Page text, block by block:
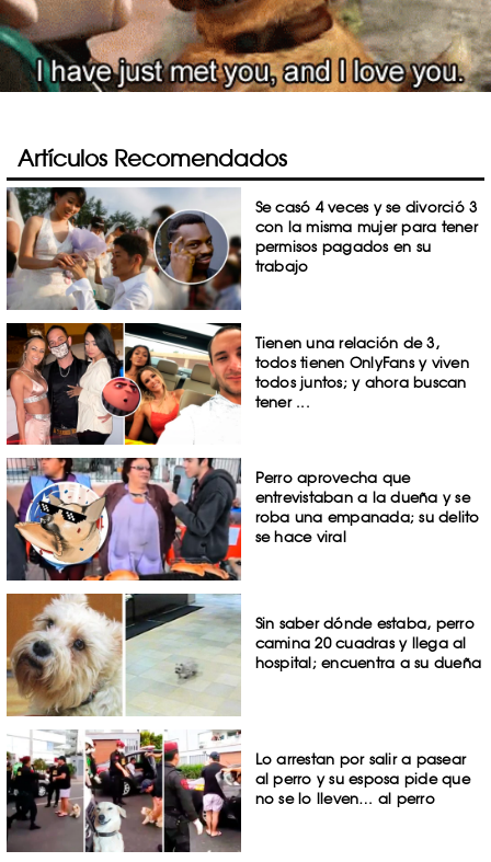
Artículos Recomendados
Se casó 4 veces y se divorció 3
con la misma mujer para tener
permisos pagados en su
trabajo
Tienen una relación de 3,
todos tienen OnlyFans y viven
todos juntos; y ahora buscan
tener ...
Perro aprovecha que
entrevistaban a la dueña y se
roba una empanada; su delito
se hace viral
Sin saber dónde estaba, perro
camina 20 cuadras y llega al
hospital; encuentra a su dueña
Lo arrestan por salir a pasear
al perro y su esposa pide que
no se lo lleven… al perro